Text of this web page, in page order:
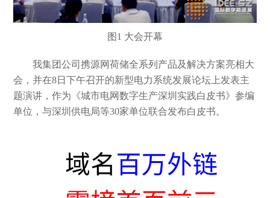
图1 大会开幕
我集团公司携源网荷储全系列产品及解决方案亮相大
会，并在8日下午召开的新型电力系统发展论坛上发表主
题演讲，作为《城市电网数字生产深圳实践白皮书》参编
单位，与深圳供电局等30家单位联合发布白皮书。